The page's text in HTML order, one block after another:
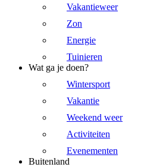
Vakantieweer
Zon
Energie
Tuinieren
Wat ga je doen?
Wintersport
Vakantie
Weekend weer
Activiteiten
Evenementen
Buitenland